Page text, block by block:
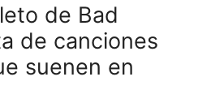
de Bad
de canciones
suenen en